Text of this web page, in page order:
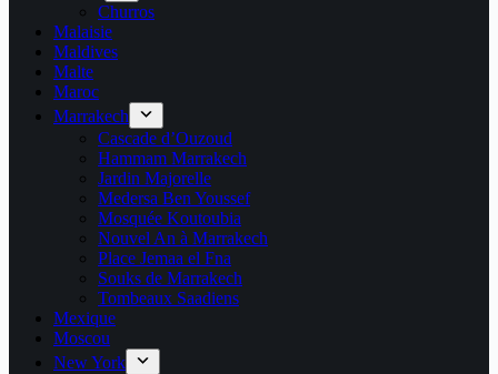
Churros
Malaisie
Maldives
Malte
Maroc
Marrakech
Cascade d’Ouzoud
Hammam Marrakech
Jardin Majorelle
Medersa Ben Youssef
Mosquée Koutoubia
Nouvel An à Marrakech
Place Jemaa el Fna
Souks de Marrakech
Tombeaux Saadiens
Mexique
Moscou
New York